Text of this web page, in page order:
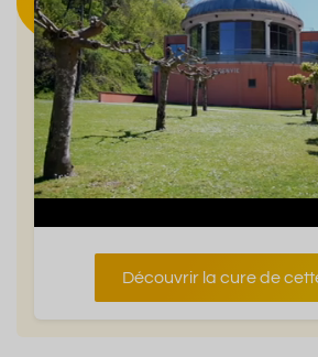
Découvrir la cure de